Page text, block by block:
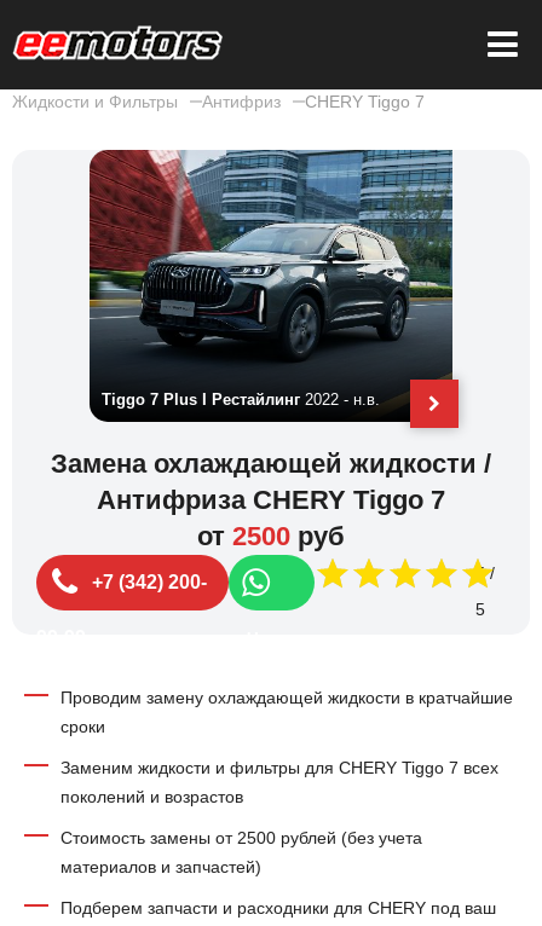
Жидкости и Фильтры Антифриз CHERY Tiggo 7
Tiggo 7 Plus I Рестайлинг 2022 - н.в.
Замена охлаждающей жидкости /
Антифриза CHERY Tiggo 7
от 2500 руб
+7 (342) 200- 5
Проводим замену охлаждающей жидкости в кратчайшие
сроки
Заменим жидкости и фильтры для CHERY Tiggo 7 всех
поколений и возрастов
Стоимость замены от 2500 рублей (без учета
материалов и запчастей)
Подберем запчасти и расходники для CHERY под ваш